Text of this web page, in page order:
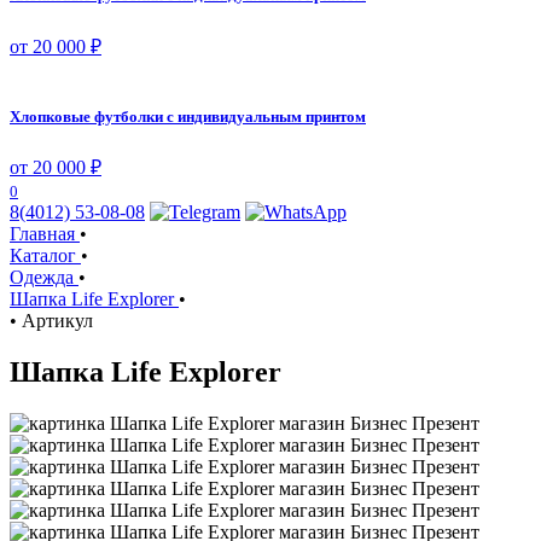
от 20 000 ₽
Хлопковые футболки с индивидуальным принтом
от 20 000 ₽
0
8(4012) 53-08-08
Главная •
Каталог •
Одежда •
Шапка Life Explorer •
• Артикул
Шапка Life Explorer